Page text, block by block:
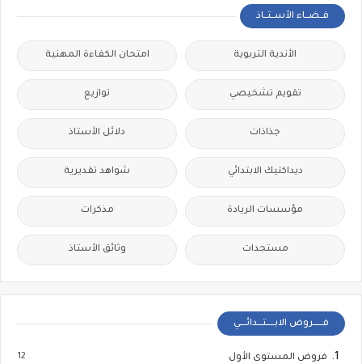
فــضــاء الأســتــاذ
الأندية التربوية امتحان الكفاءة المهنية
تقويم تشخيصي توازيع
جذاذات دلائل الأستاذ
ديداكتيك الابتدائي شواهد تقديرية
مؤسسات الريادة مذكرات
مستجدات وثائق الأستاذ
فــــــروض الابـــــتـــدائــــي
فروض المستوى الأول 12